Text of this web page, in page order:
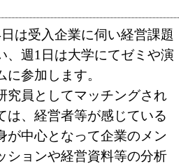
は受入企業に伺い経営課題
、週1日は大学にてゼミや演
参加します。
究員としてマッチングされ
は、経営者等が感じている
が中心となって企業のメン
ションや経営資料等の分析